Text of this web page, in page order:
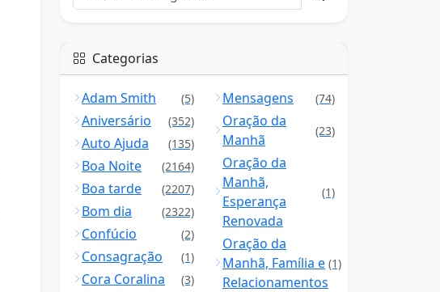
Categorias
Adam Smith (5)
Aniversário (352)
Auto Ajuda (135)
Boa Noite (2164)
Boa tarde (2207)
Bom dia (2322)
Confúcio (2)
Consagração (1)
Cora Coralina (3)
Mensagens (74)
Oração da
Manhã
(23)
Oração da
Manhã,
Esperança
Renovada
(1)
Oração da
Manhã, Família e
Relacionamentos
(1)